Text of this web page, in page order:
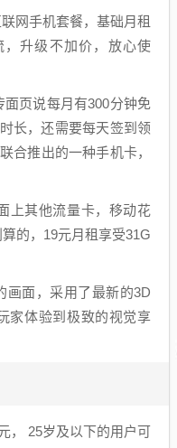
网手机套餐，基础月租
，升级不加价，放心使
页说每月有300分钟免
长，还需要每天签到领
合推出的一种手机卡，
上其他流量卡，移动花
的，19元月租享受31G
画面，采用了最新的3D
家体验到极致的视觉享
， 25岁及以下的用户可